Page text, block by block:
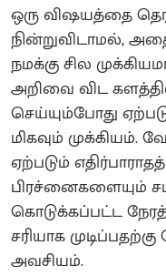
ஒரு விஷயத்தை
நின்றுவிடாமல்,
நமக்கு சில
அறிவை விட
செய்யும்போது
மிகவும் முக்கியம்.
ஏற்படும்
பிரச்னைகளையும்
கொடுக்கப்பட்ட
சரியாக
அவசியம்.